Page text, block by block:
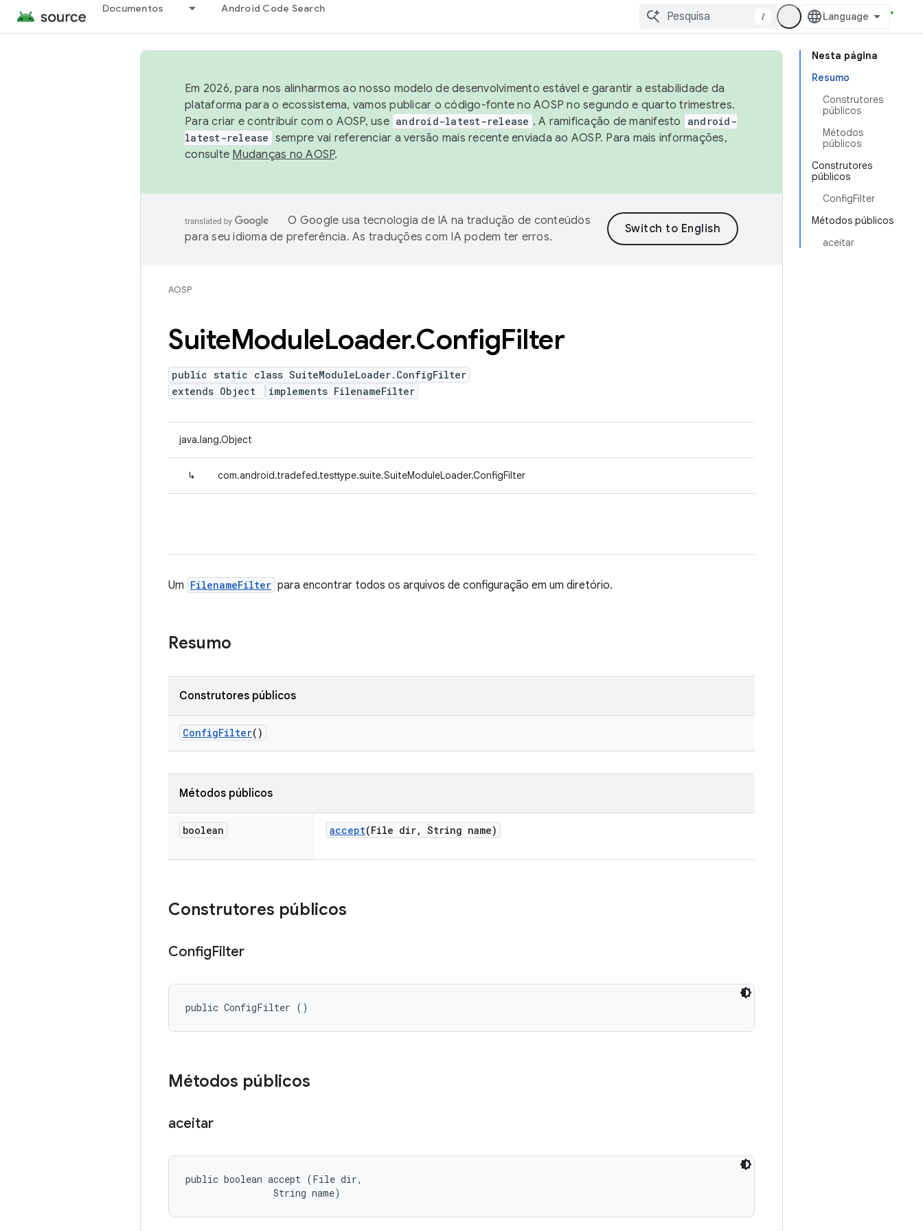
Documentos Android Code Search
/
Nesta página
Resumo
Construtores
públicos
Métodos
públicos
Construtores
públicos
ConfigFilter
Métodos públicos
aceitar
Em 2026, para nos alinharmos ao nosso modelo de desenvolvimento estável e garantir a estabilidade da
plataforma para o ecossistema, vamos publicar o código-fonte no AOSP no segundo e quarto trimestres.
Para criar e contribuir com o AOSP, use android-latest-release . A ramificação de manifesto
android-
latest-release sempre vai referenciar a versão mais recente enviada ao AOSP. Para mais informações,
consulte Mudanças no AOSP.
O Google usa tecnologia de IA na tradução de conteúdos
para seu idioma de preferência. As traduções com IA podem ter erros.
AOSP
SuiteModuleLoader.ConfigFilter
public static class SuiteModuleLoader.ConfigFilter
extends Object
implements FilenameFilter
java.lang.Object
↳ com.android.tradefed.testtype.suite.SuiteModuleLoader.ConfigFilter
Um FilenameFilter para encontrar todos os arquivos de configuração em um diretório.
Resumo
Construtores públicos
ConfigFilter()
Métodos públicos
boolean accept(File dir, String name)
Construtores públicos
ConfigFilter
public ConfigFilter ()
Métodos públicos
aceitar
public boolean accept (File dir,
                String name)